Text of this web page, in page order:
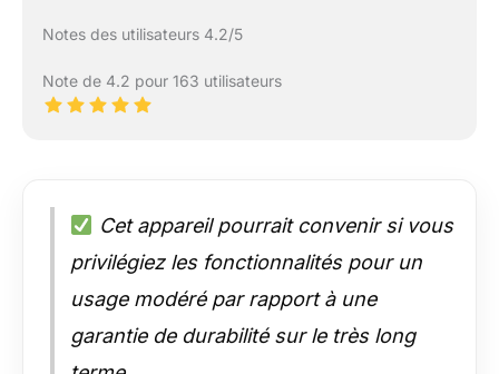
Notes des utilisateurs 4.2/5
Note de 4.2 pour 163 utilisateurs
Cet appareil pourrait convenir si vous
privilégiez les fonctionnalités pour un
usage modéré par rapport à une
garantie de durabilité sur le très long